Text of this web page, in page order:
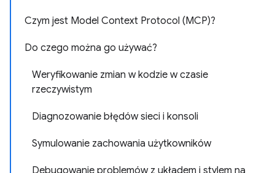
Czym jest Model Context Protocol (MCP)?
Do czego można go używać?
Weryfikowanie zmian w kodzie w czasie
rzeczywistym
Diagnozowanie błędów sieci i konsoli
Symulowanie zachowania użytkowników
Debugowanie problemów z układem i stylem na